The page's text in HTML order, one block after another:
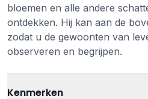
bloemen en alle andere
ontdekken. Hij kan aan de
zodat u de gewoonten van
observeren en begrijpen.
Kenmerken